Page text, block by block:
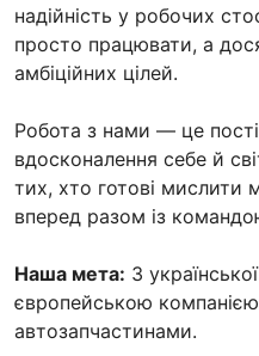
надійність у робочих
просто працювати, а
амбіційних цілей.
Робота з нами — це
вдосконалення себе й
тих, хто готові мислити
вперед разом із
Наша мета: З
європейською
автозапчастинами.